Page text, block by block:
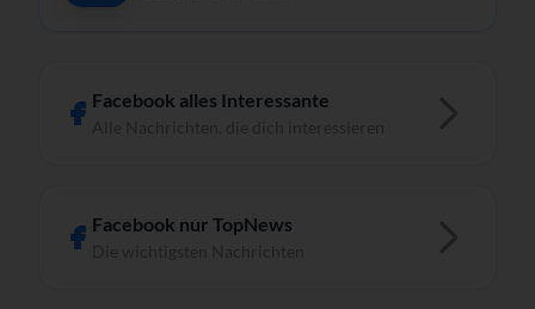
Facebook alles Interessante
Facebook nur TopNews